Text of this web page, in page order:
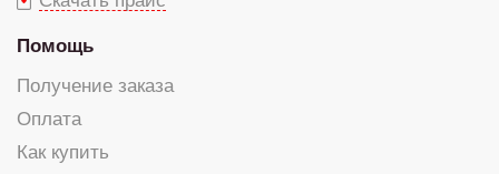
Помощь
Получение заказа
Оплата
Как купить